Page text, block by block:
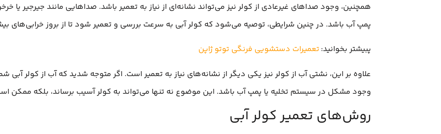
همچنین، وجود صداهای غیرعادی از کولر نیز می‌تواند نشانه‌ای از نیاز به تعمیر باشد. صداهایی مانند جیرجیر یا
پمپ آب باشد. در چنین شرایطی، توصیه می‌شود که کولر آبی به سرعت بررسی و تعمیر شود تا از بروز خرابی‌های
پبیشتر بخوانید: تعمیرات دستشویی فرنگی توتو ژاپن
علاوه بر این، نشتی آب از کولر نیز یکی دیگر از نشانه‌های نیاز به تعمیر است. اگر متوجه شدید که آب از کولر
وجود مشکل در سیستم تخلیه یا پمپ آب باشد. این موضوع نه تنها می‌تواند به کولر آسیب برساند، بلکه ممکن
روش‌های تعمیر کولر آبی